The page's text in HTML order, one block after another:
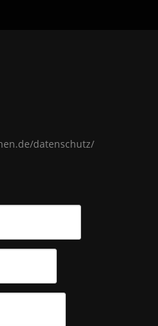
datenschutz/